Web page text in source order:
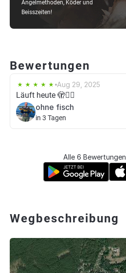
Angelmethoden, Köder und
Beisszeiten!
Bewertungen
Aug 29, 2025
Läuft heute 🫣🙋‍♂️
ohne fisch
in 3 Tagen
Alle 6
Wegbeschreibung